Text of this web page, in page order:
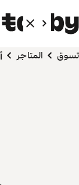
تسوق المتاجر